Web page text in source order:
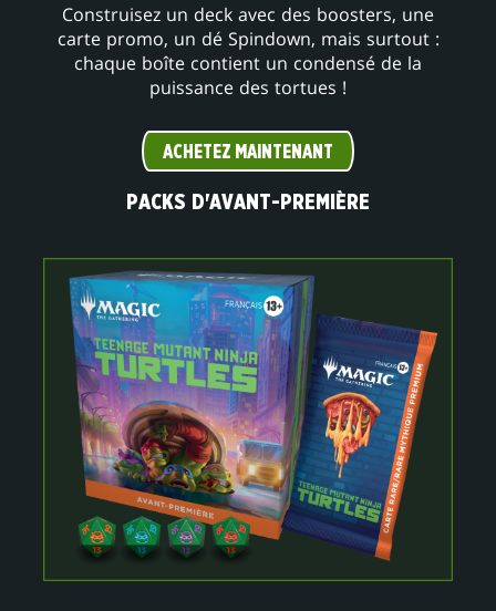
Construisez un deck avec des boosters, une
carte promo, un dé Spindown, mais surtout :
chaque boîte contient un condensé de la
puissance des tortues !
ACHETEZ MAINTENANT
PACKS D'AVANT-PREMIÈRE